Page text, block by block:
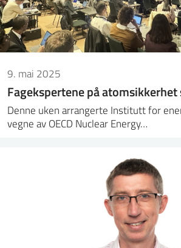
9. mai 2025
Fagekspertene på atomsikkerhet
Denne uken arrangerte Institutt for
vegne av OECD Nuclear Energy…